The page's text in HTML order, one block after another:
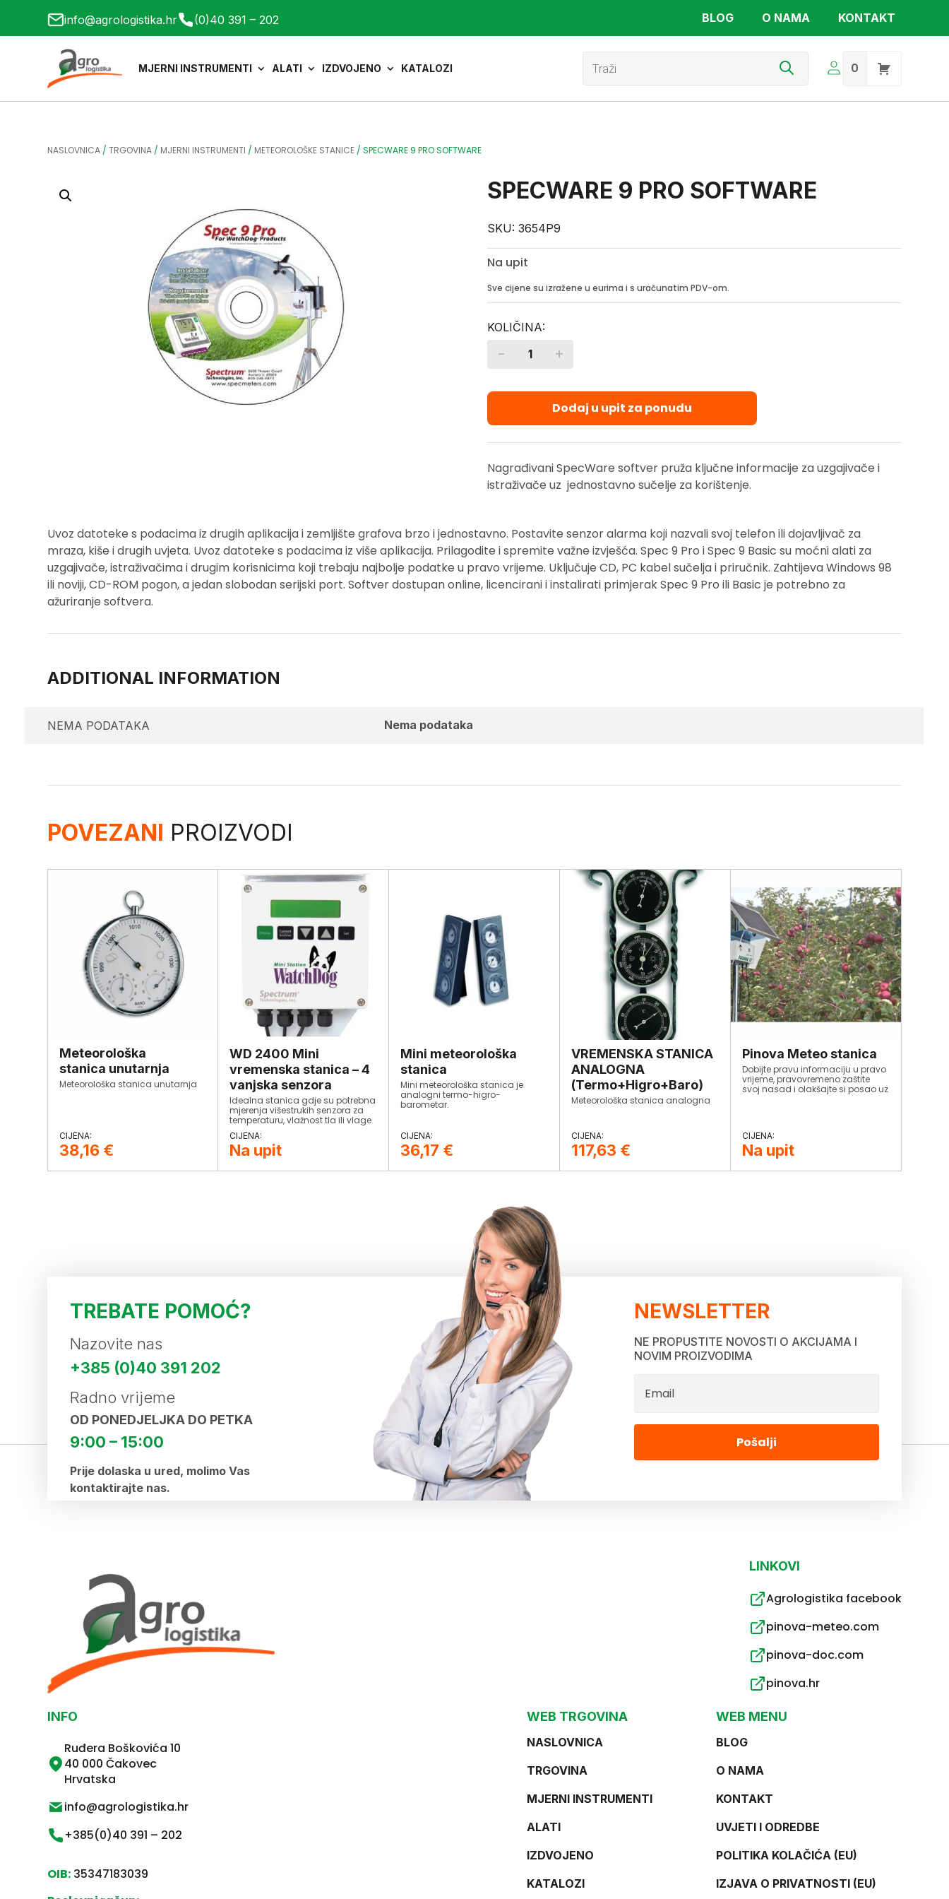
info@agrologistika.hr (0)40 391 – 202 BLOG O NAMA KONTAKT
MJERNI INSTRUMENTI ALATI IZDVOJENO KATALOZI
Products
search 0
NASLOVNICA /TRGOVINA / MJERNI INSTRUMENTI / METEOROLOŠKE STANICE /SPECWARE 9 PRO SOFTWARE
SPECWARE 9 PRO SOFTWARE
SKU:3654P9
Na upit
Sve cijene su izražene u eurima i s uračunatim PDV-om.
Quantity
- +
Dodaj u upit za ponudu
Nagrađivani SpecWare softver pruža ključne informacije za uzgajivače i
istraživače uz jednostavno sučelje za korištenje.
Uvoz datoteke s podacima iz drugih aplikacija i zemljište grafova brzo i jednostavno. Postavite senzor alarma koji nazvali svoj telefon ili dojavljivač za
mraza, kiše i drugih uvjeta. Uvoz datoteke s podacima iz više aplikacija. Prilagodite i spremite važne izvješća. Spec 9 Pro i Spec 9 Basic su moćni alati za
uzgajivače, istraživačima i drugim korisnicima koji trebaju najbolje podatke u pravo vrijeme. Uključuje CD, PC kabel sučelja i priručnik. Zahtijeva Windows 98
ili noviji, CD-ROM pogon, a jedan slobodan serijski port. Softver dostupan online, licencirani i instalirati primjerak Spec 9 Pro ili Basic je potrebno za
ažuriranje softvera.
ADDITIONAL INFORMATION
NEMA PODATAKA Nema podataka
POVEZANI PROIZVODI
Meteorološka
stanica unutarnja
Meteorološka stanica unutarnja
38,16 €
WD 2400 Mini
vremenska stanica – 4
vanjska senzora
Idealna stanica gdje su potrebna
mjerenja višestrukih senzora za
temperaturu, vlažnost tla ili vlage
lista. Prilagodite stanicu prema
vašim potrabama.
Na upit
Mini meteorološka
stanica
Mini meteorološka stanica je
analogni termo-higro-
barometar.
36,17 €
VREMENSKA STANICA
ANALOGNA
(Termo+Higro+Baro)
Meteorološka stanica analogna
117,63 €
Pinova Meteo stanica
Dobijte pravu informaciju u pravo
vrijeme, pravovremeno zaštite
svoj nasad i olakšajte si posao uz
stanice i njezinim rješenjima koja
mogu pomoći i Vašem
gospodarstvu.
Na upit
TREBATE POMOĆ?
Nazovite nas
+385 (0)40 391 202
Radno vrijeme
OD PONEDJELJKA DO PETKA
9:00 – 15:00
Prije dolaska u ured, molimo Vas
kontaktirajte nas.
NEWSLETTER
NE PROPUSTITE NOVOSTI O AKCIJAMA I
NOVIM PROIZVODIMA
Pošalji
INFO
Ruđera Boškovića 10
40 000 Čakovec
Hrvatska
info@agrologistika.hr
+385(0)40 391 – 202
OIB: 35347183039
LINKOVI
Agrologistika facebook
pinova-meteo.com
pinova-doc.com
pinova.hr
WEB TRGOVINA
NASLOVNICA
TRGOVINA
MJERNI INSTRUMENTI
ALATI
IZDVOJENO
KATALOZI
WEB MENU
BLOG
O NAMA
KONTAKT
UVJETI I ODREDBE
POLITIKA KOLAČIĆA (EU)
IZJAVA O PRIVATNOSTI (EU)